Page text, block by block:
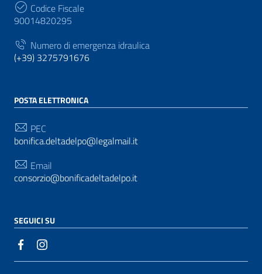
Codice Fiscale
90014820295
Numero di emergenza idraulica
(+39) 3275791676
POSTA ELETTRONICA
PEC
bonifica.deltadelpo@legalmail.it
Email
consorzio@bonificadeltadelpo.it
SEGUICI SU